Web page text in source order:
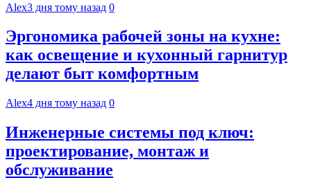
Alex3 дня тому назад 0
Эргономика рабочей зоны на кухне:
как освещение и кухонный гарнитур
делают быт комфортным
Alex4 дня тому назад 0
Инженерные системы под ключ:
проектирование, монтаж и
обслуживание